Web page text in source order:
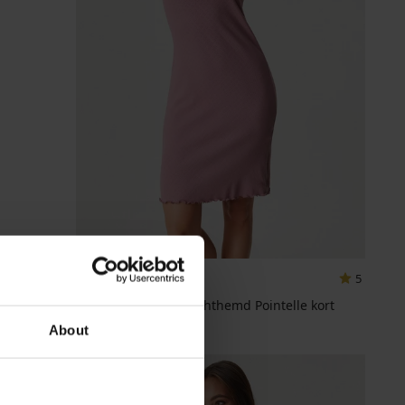
About
5
Katoenen damesnachthemd Pointelle kort
41,99 €